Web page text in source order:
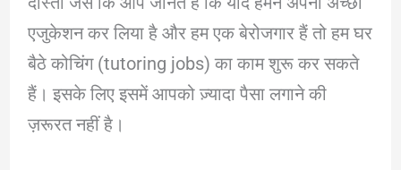
एजुकेशन कर लिया है और हम एक बेरोजगार हैं तो हम घर
बैठे कोचिंग (tutoring jobs) का काम शुरू कर सकते
हैं। इसके लिए इसमें आपको ज़्यादा पैसा लगाने की
ज़रूरत नहीं है।